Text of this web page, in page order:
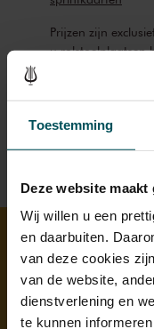
Toestemming
Deze website
Wij willen u een
en daarbuiten.
van deze cookies
van de website,
dienstverlening en
te kunnen
Prijzen zijn
u rolstoelplaatsen
Ontdek meer